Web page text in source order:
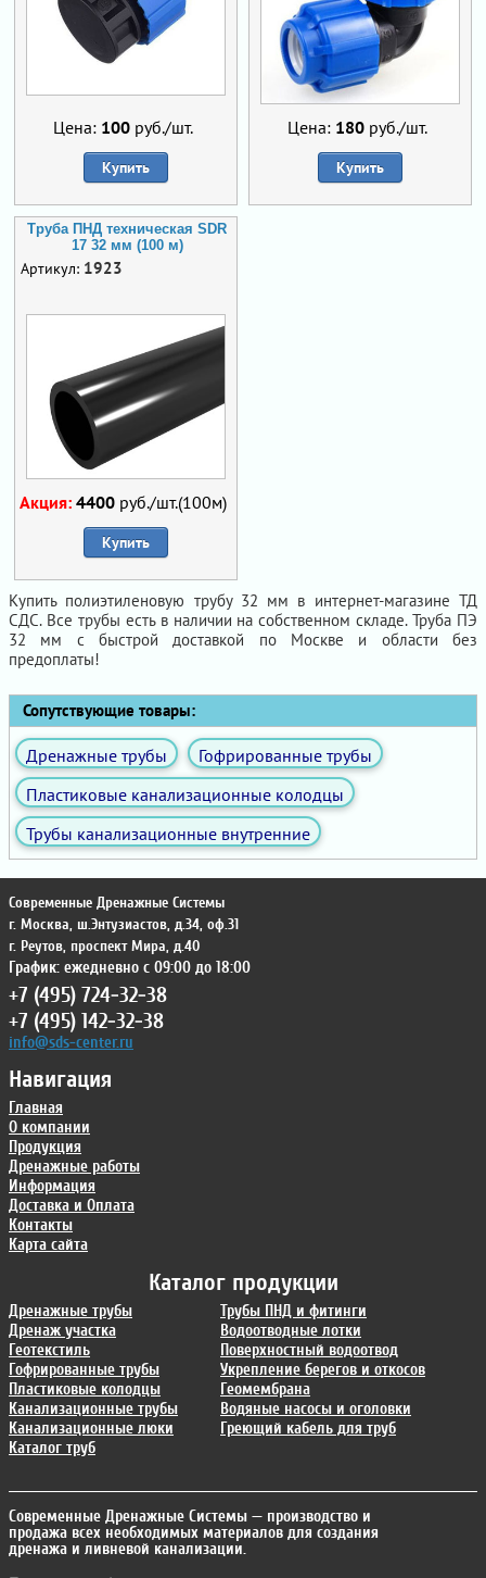
Цена: 100 руб./шт.
Купить
Цена: 180 руб./шт.
Купить
Труба ПНД техническая SDR
17 32 мм (100 м)
Артикул: 1923
Акция: 4400 руб./шт.(100м)
Купить
Купить полиэтиленовую трубу 32 мм в интернет-магазине ТД
СДС. Все трубы есть в наличии на собственном складе. Труба ПЭ
32 мм с быстрой доставкой по Москве и области без
предоплаты!
Сопутствующие товары:
Дренажные трубы
Гофрированные трубы
Пластиковые канализационные колодцы
Трубы канализационные внутренние
Каталог продукции
Дренажные трубы
Дренаж участка
Геотекстиль
Гофрированные трубы
Пластиковые колодцы
Канализационные трубы
Канализационные люки
Каталог труб
Трубы ПНД и фитинги
Водоотводные лотки
Поверхностный водоотвод
Укрепление берегов и откосов
Геомембрана
Водяные насосы и оголовки
Греющий кабель для труб
Навигация
Главная
О компании
Продукция
Дренажные работы
Информация
Доставка и Оплата
Контакты
Карта сайта
Современные Дренажные Системы
г. Москва, ш.Энтузиастов, д.34, оф.31
г. Реутов, проспект Мира, д.40
График: ежедневно с 09:00 до 18:00
+7 (495) 724-32-38
+7 (495) 142-32-38
info@sds-center.ru
Современные Дренажные Системы — производство и
продажа всех необходимых материалов для создания
дренажа и ливневой канализации.